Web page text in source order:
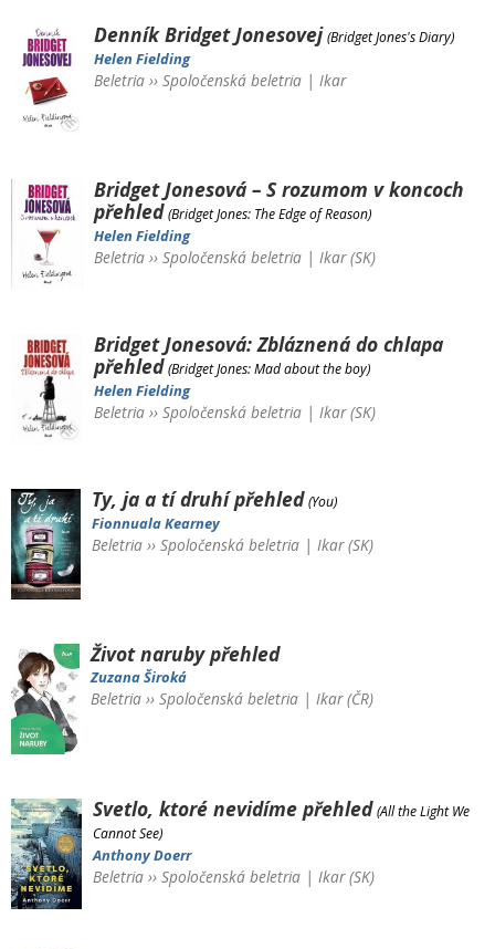
Denník Bridget Jonesovej (Bridget Jones's Diary)
Helen Fielding
Beletria›› Spoločenská beletria| Ikar
Bridget Jonesová – S rozumom v koncoch
přehled (Bridget Jones: The Edge of Reason)
Helen Fielding
Beletria›› Spoločenská beletria| Ikar (SK)
Bridget Jonesová: Zbláznená do chlapa
přehled (Bridget Jones: Mad about the boy)
Helen Fielding
Beletria›› Spoločenská beletria| Ikar (SK)
Ty, ja a tí druhípřehled (You)
Fionnuala Kearney
Beletria ››Spoločenská beletria |Ikar (SK)
Život narubypřehled
Zuzana Široká
Beletria›› Spoločenská beletria| Ikar (ČR)
Svetlo, ktoré nevidímepřehled (All the Light We
Cannot See)
Anthony Doerr
Beletria ››Spoločenská beletria |Ikar (SK)